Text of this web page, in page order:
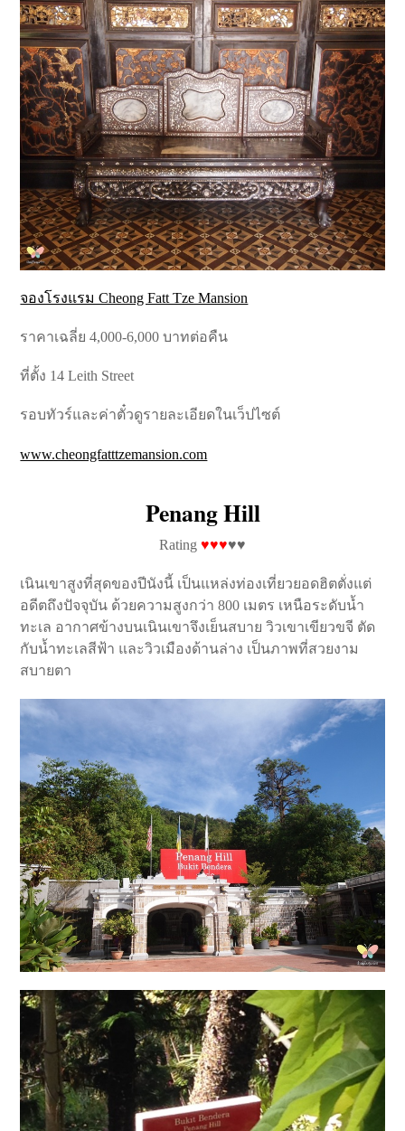
จองโรงแรม Cheong Fatt Tze Mansion
ราคาเฉลี่ย 4,000-6,000 บาทต่อคืน
ที่ตั้ง 14 Leith Street
รอบทัวร์​และค่าตั๋วดูรายละเอียดในเว็ปไซต์
www.cheongfatttzemansion.com
Penang Hill
Rating ♥♥♥♥♥
เนินเขาสูงที่สุดของปีนังนี้ เป็นแหล่งท่องเที่ยวยอดฮิตตั่งแต่
อดีตถึงปัจจุบัน ด้วยความสูงกว่า 800 เมตร เหนือระดับน้ำ
ทะเล อากาศข้างบนเนินเขาจึงเย็นสบาย วิวเขาเขียวขจี ตัด
กับน้ำทะเลสีฟ้า และวิวเมืองด้านล่าง เป็นภาพที่สวยงาม
สบายตา